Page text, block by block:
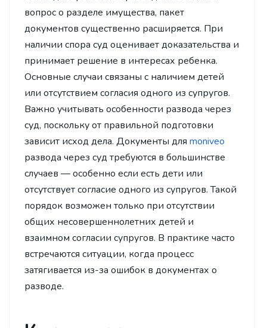
вопрос о разделе имущества, пакет
документов существенно расширяется. При
наличии спора суд оценивает доказательства и
принимает решение в интересах ребенка.
Основные случаи связаны с наличием детей
или отсутствием согласия одного из супругов.
Важно учитывать особенности развода через
суд, поскольку от правильной подготовки
зависит исход дела. Документы для moniveo
развода через суд требуются в большинстве
случаев — особенно если есть дети или
отсутствует согласие одного из супругов. Такой
порядок возможен только при отсутствии
общих несовершеннолетних детей и
взаимном согласии супругов. В практике часто
встречаются ситуации, когда процесс
затягивается из-за ошибок в документах о
разводе.